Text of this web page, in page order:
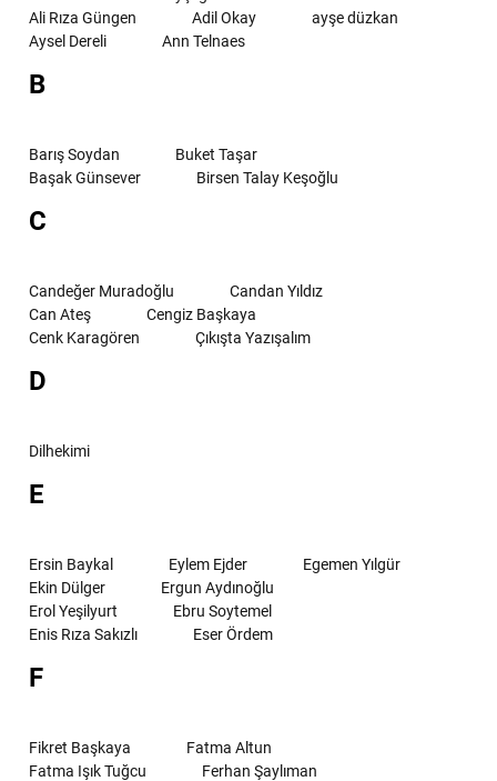
Ali Rıza Güngen
Adil Okay
ayşe düzkan
Aysel Dereli
Ann Telnaes
B
Barış Soydan
Buket Taşar
Başak Günsever
Birsen Talay Keşoğlu
C
Candeğer Muradoğlu
Candan Yıldız
Can Ateş
Cengiz Başkaya
Cenk Karagören
Çıkışta Yazışalım
D
Dilhekimi
E
Ersin Baykal Eylem Ejder
Egemen Yılgür
Ekin Dülger
Ergun Aydınoğlu
Erol Yeşilyurt
Ebru Soytemel
Enis Rıza Sakızlı
Eser Ördem
F
Fikret Başkaya
Fatma Altun
Fatma Işık Tuğcu
Ferhan Şaylıman